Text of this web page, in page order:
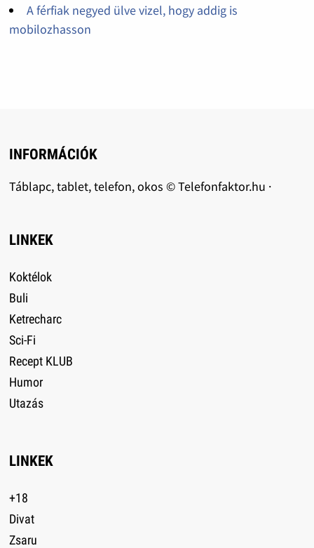
A férfiak negyed ülve vizel, hogy addig is
mobilozhasson
INFORMÁCIÓK
Táblapc, tablet, telefon, okos © Telefonfaktor.hu ·
LINKEK
Koktélok
Buli
Ketrecharc
Sci-Fi
Recept KLUB
Humor
Utazás
LINKEK
+18
Divat
Zsaru